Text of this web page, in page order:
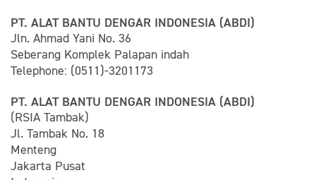
PT. ALAT BANTU DENGAR INDONESIA (ABDI)
Jln. Ahmad Yani No. 36
Seberang Komplek Palapan indah
Telephone: (0511)-3201173
PT. ALAT BANTU DENGAR INDONESIA (ABDI)
(RSIA Tambak)
Jl. Tambak No. 18
Menteng
Jakarta Pusat